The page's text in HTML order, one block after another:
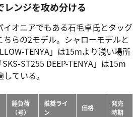
レンジを攻め分ける
イオニアでもある石毛卓氏とタッグ
らの2モデル。シャローモデルと
TENYA」は15mより浅い場所
ST255 DEEP-TENYA」は15m
ている。
錘負荷
（号）
推奨ライ
ン
価格
発売
時期